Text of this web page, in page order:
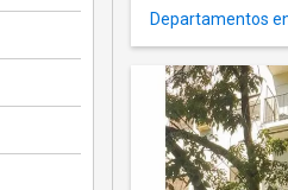
Departamentos